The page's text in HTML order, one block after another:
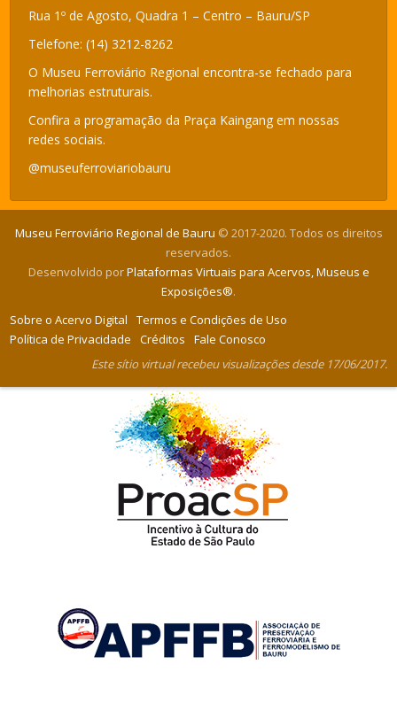
Rua 1º de Agosto, Quadra 1 – Centro – Bauru/SP
Telefone: (14) 3212-8262
O Museu Ferroviário Regional encontra-se fechado para
melhorias estruturais.
Confira a programação da Praça Kaingang em nossas
redes sociais.
@museuferroviariobauru
Museu Ferroviário Regional de Bauru © 2017-2020. Todos os direitos
reservados.
Desenvolvido porPlataformas Virtuais para Acervos, Museus e
Exposições®.
Sobre o Acervo Digital
Termos e Condições de Uso
Política de Privacidade
Créditos
Fale Conosco
Este sítio virtual recebeu visualizações desde 17/06/2017.